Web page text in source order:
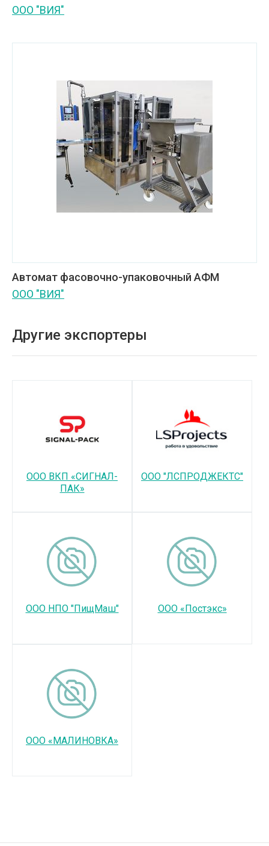
ООО "ВИЯ"
Автомат фасовочно-упаковочный АФМ
ООО "ВИЯ"
Другие экспортеры
ООО ВКП «СИГНАЛ-
ПАК»
ООО "ЛСПРОДЖЕКТС"
ООО НПО "ПищМаш" ООО «Постэкс»
ООО «МАЛИНОВКА»